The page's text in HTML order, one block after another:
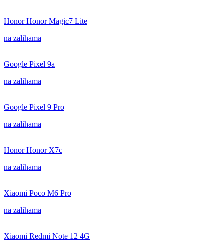
Honor Honor Magic7 Lite
na zalihama
Google Pixel 9a
na zalihama
Google Pixel 9 Pro
na zalihama
Honor Honor X7c
na zalihama
Xiaomi Poco M6 Pro
na zalihama
Xiaomi Redmi Note 12 4G